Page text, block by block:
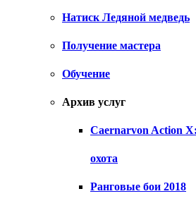
Натиск Ледяной медведь
Получение мастера
Обучение
Архив услуг
Caernarvon Action
охота
Ранговые бои 2018